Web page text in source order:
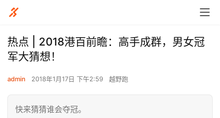
热点 | 2018港百前瞻：高手成群，男女冠
军大猜想！
admin 2018年1月17日 下午2:59 越野跑
快来猜猜谁会夺冠。